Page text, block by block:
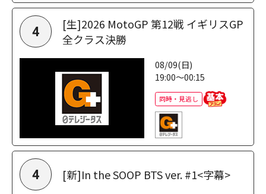
4
[生]2026 MotoGP 第12戦 イギリスGP
全クラス決勝
08/09(日)
19:00～00:15
同時・見逃し
4 [新]In the SOOP BTS ver. #1<字幕>